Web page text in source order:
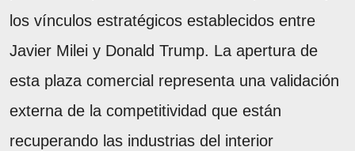
los vínculos estratégicos establecidos entre
Javier Milei y Donald Trump. La apertura de
esta plaza comercial representa una validación
externa de la competitividad que están
recuperando las industrias del interior